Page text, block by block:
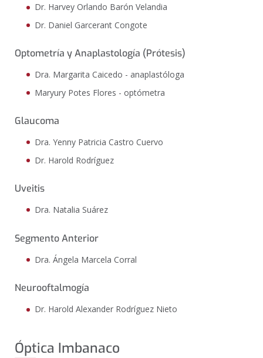
Dr. Harvey Orlando Barón Velandia
Dr. Daniel Garcerant Congote
Optometría y Anaplastología (Prótesis)
Dra. Margarita Caicedo - anaplastóloga
Maryury Potes Flores - optómetra
Glaucoma
Dra. Yenny Patricia Castro Cuervo
Dr. Harold Rodríguez
Uveitis
Dra. Natalia Suárez
Segmento Anterior
Dra. Ángela Marcela Corral
Neurooftalmogía
Dr. Harold Alexander Rodríguez Nieto
Óptica Imbanaco